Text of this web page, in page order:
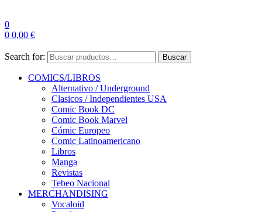
0
0 0,00 €
Search for: Buscar
COMICS/LIBROS
Alternativo / Underground
Clasicos / Independientes USA
Comic Book DC
Comic Book Marvel
Cómic Europeo
Comic Latinoamericano
Libros
Manga
Revistas
Tebeo Nacional
MERCHANDISING
Vocaloid